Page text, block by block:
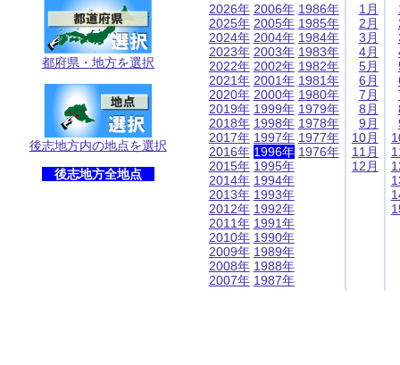
都府県・地方を選択
後志地方内の地点を選択
後志地方全地点
2026年
2025年
2024年
2023年
2022年
2021年
2020年
2019年
2018年
2017年
2016年
2015年
2014年
2013年
2012年
2011年
2010年
2009年
2008年
2007年
2006年
2005年
2004年
2003年
2002年
2001年
2000年
1999年
1998年
1997年
1996年
1995年
1994年
1993年
1992年
1991年
1990年
1989年
1988年
1987年
1986年
1985年
1984年
1983年
1982年
1981年
1980年
1979年
1978年
1977年
1976年
1月
2月
3月
4月
5月
6月
7月
8月
9月
10月
11月
12月